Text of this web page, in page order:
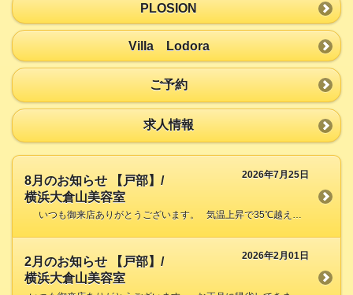
PLOSION
Villa Lodora
ご予約
求人情報
2026年7月25日
8月のお知らせ 【戸部】/
横浜大倉山美容室
いつも御来店ありがとうございます。 気温上昇で35℃越えの日が多いですが、頭髪の温度が50℃に成る事がある様です。 気が付かず高温によるダメージが起こりますので今な […]
2026年2月01日
2月のお知らせ 【戸部】/
横浜大倉山美容室